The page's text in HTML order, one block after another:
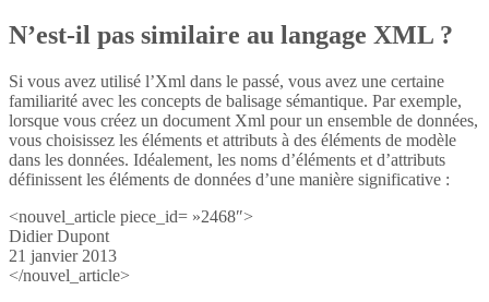
N’est-il pas similaire au langage XML ?
Si vous avez utilisé l’Xml dans le passé, vous avez une certaine
familiarité avec les concepts de balisage sémantique. Par exemple,
lorsque vous créez un document Xml pour un ensemble de données,
vous choisissez les éléments et attributs à des éléments de modèle
dans les données. Idéalement, les noms d’éléments et d’attributs
définissent les éléments de données d’une manière significative :
<nouvel_article piece_id= »2468″>
Didier Dupont
21 janvier 2013
</nouvel_article>